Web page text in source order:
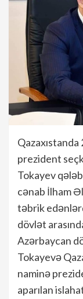
prezident
Tokayev
cənab İlham
təbrik
dövlət
Azərbaycan
Tokayevə
naminə
aparılan